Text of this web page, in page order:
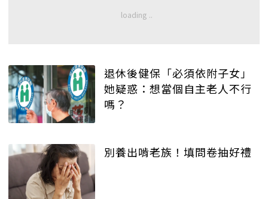
退休後健保「必須依附子女」
她疑惑：想當個自主老人不行
嗎？
別養出啃老族！填問卷抽好禮